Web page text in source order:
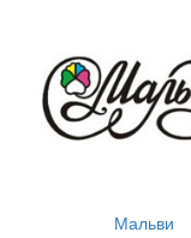
Мальви